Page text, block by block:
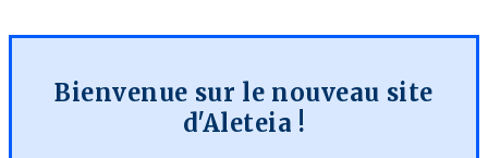
Bienvenue sur le nouveau site
d'Aleteia !